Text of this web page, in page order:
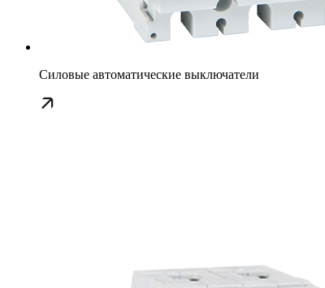
Силовые автоматические выключатели